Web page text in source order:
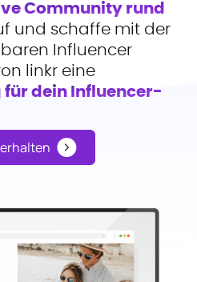
Integration
Community rund
und schaffe mit der
Influencer
linkr eine
dein Influencer-